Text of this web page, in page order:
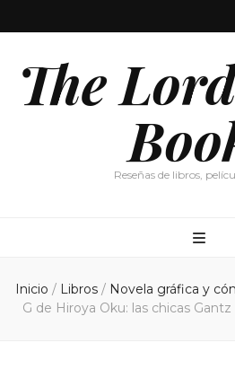
The
Reseñas de libros,
Inicio / Libros / Novela gráfica y
G de Hiroya Oku: las chicas